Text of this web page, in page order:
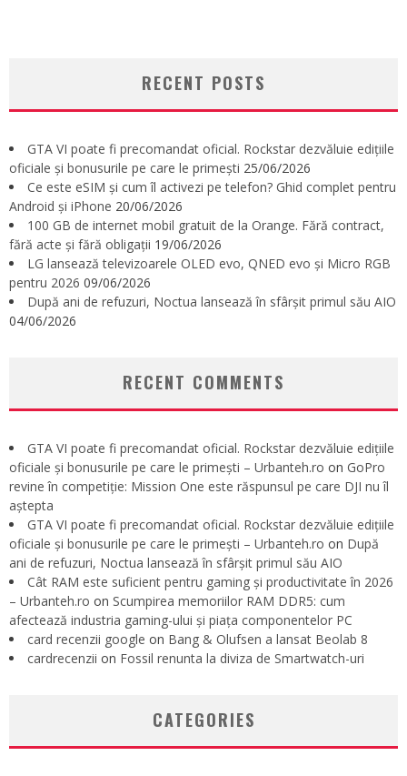
RECENT POSTS
GTA VI poate fi precomandat oficial. Rockstar dezvăluie edițiile
oficiale și bonusurile pe care le primești 25/06/2026
Ce este eSIM și cum îl activezi pe telefon? Ghid complet pentru
Android și iPhone 20/06/2026
100 GB de internet mobil gratuit de la Orange. Fără contract,
fără acte și fără obligații 19/06/2026
LG lansează televizoarele OLED evo, QNED evo și Micro RGB
pentru 2026 09/06/2026
După ani de refuzuri, Noctua lansează în sfârșit primul său AIO
04/06/2026
RECENT COMMENTS
GTA VI poate fi precomandat oficial. Rockstar dezvăluie edițiile
oficiale și bonusurile pe care le primești – Urbanteh.ro on GoPro
revine în competiție: Mission One este răspunsul pe care DJI nu îl
aștepta
GTA VI poate fi precomandat oficial. Rockstar dezvăluie edițiile
oficiale și bonusurile pe care le primești – Urbanteh.ro on După
ani de refuzuri, Noctua lansează în sfârșit primul său AIO
Cât RAM este suficient pentru gaming și productivitate în 2026
– Urbanteh.ro on Scumpirea memoriilor RAM DDR5: cum
afectează industria gaming-ului și piața componentelor PC
card recenzii google on Bang & Olufsen a lansat Beolab 8
cardrecenzii on Fossil renunta la diviza de Smartwatch-uri
CATEGORIES